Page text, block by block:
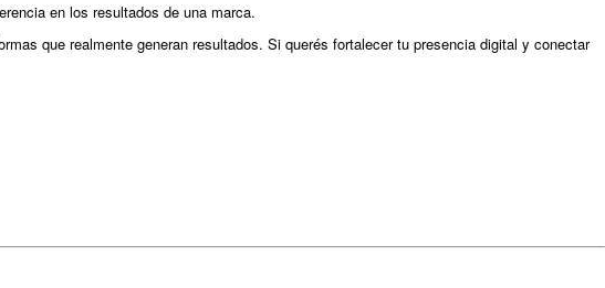
en los resultados de una marca.
que realmente generan resultados. Si querés fortalecer tu presencia digital y conectar